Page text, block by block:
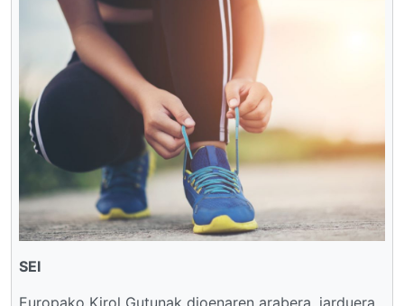
SEI
Europako Kirol Gutunak dioenaren arabera, jarduera